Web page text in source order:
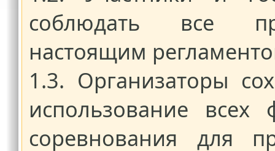
соблюдать все
настоящим
1.3. Организаторы
использование
соревнования для